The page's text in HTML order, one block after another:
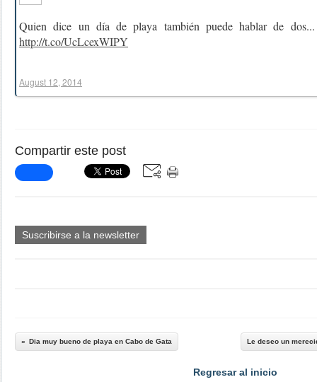
Quien dice un día de playa también puede hablar de
http://t.co/UcLcexWIPY
August 12, 2014
Compartir este post
Suscribirse a la newsletter
Dia muy bueno de playa en Cabo de Gata Le deseo un
Regresar al inicio